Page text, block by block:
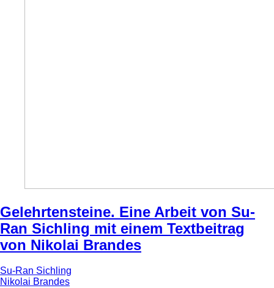
Gelehrtensteine. Eine Arbeit von Su-
Ran Sichling mit einem Textbeitrag
von Nikolai Brandes
Su-Ran Sichling
Nikolai Brandes